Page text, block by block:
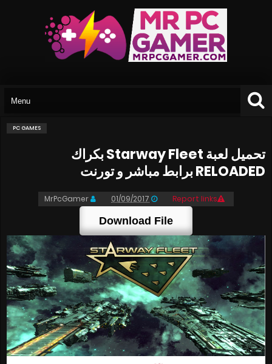
PC GAMES
تحميل لعبة Starway Fleet بكراك
RELOADED برابط مباشر و تورنت
MrPcGamer 01/09/2017 Report links
Download File